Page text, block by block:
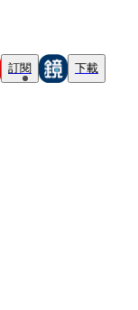
訂閱 下載